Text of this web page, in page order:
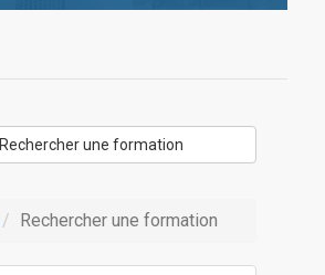
Rechercher une formation
Rechercher une formation